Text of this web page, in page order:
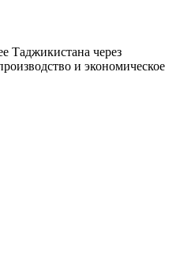
Таджикистана через
и экономическое